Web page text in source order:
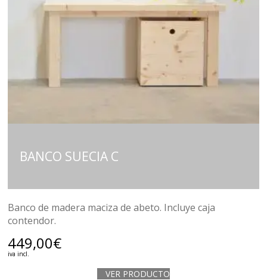
BANCO SUECIA C
Banco de madera maciza de abeto. Incluye caja
contendor.
449,00€
iva incl.
VER PRODUCTO